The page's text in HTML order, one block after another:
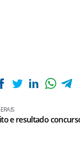
e resultado